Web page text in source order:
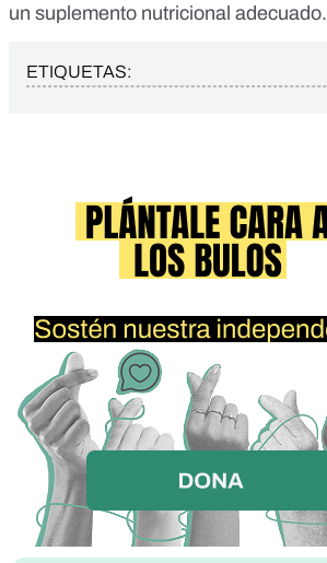
un suplemento nutricional adecuado.
ETIQUETAS: